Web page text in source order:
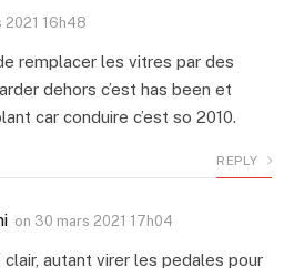
2021 16h48
remplacer les vitres par des
dehors c’est has been et
car conduire c’est so 2010.
REPLY
on 30 mars 2021 17h04
clair, autant virer les pedales pour